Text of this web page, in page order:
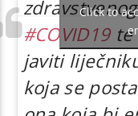
#COVID19te
javiti
koja se
Click to